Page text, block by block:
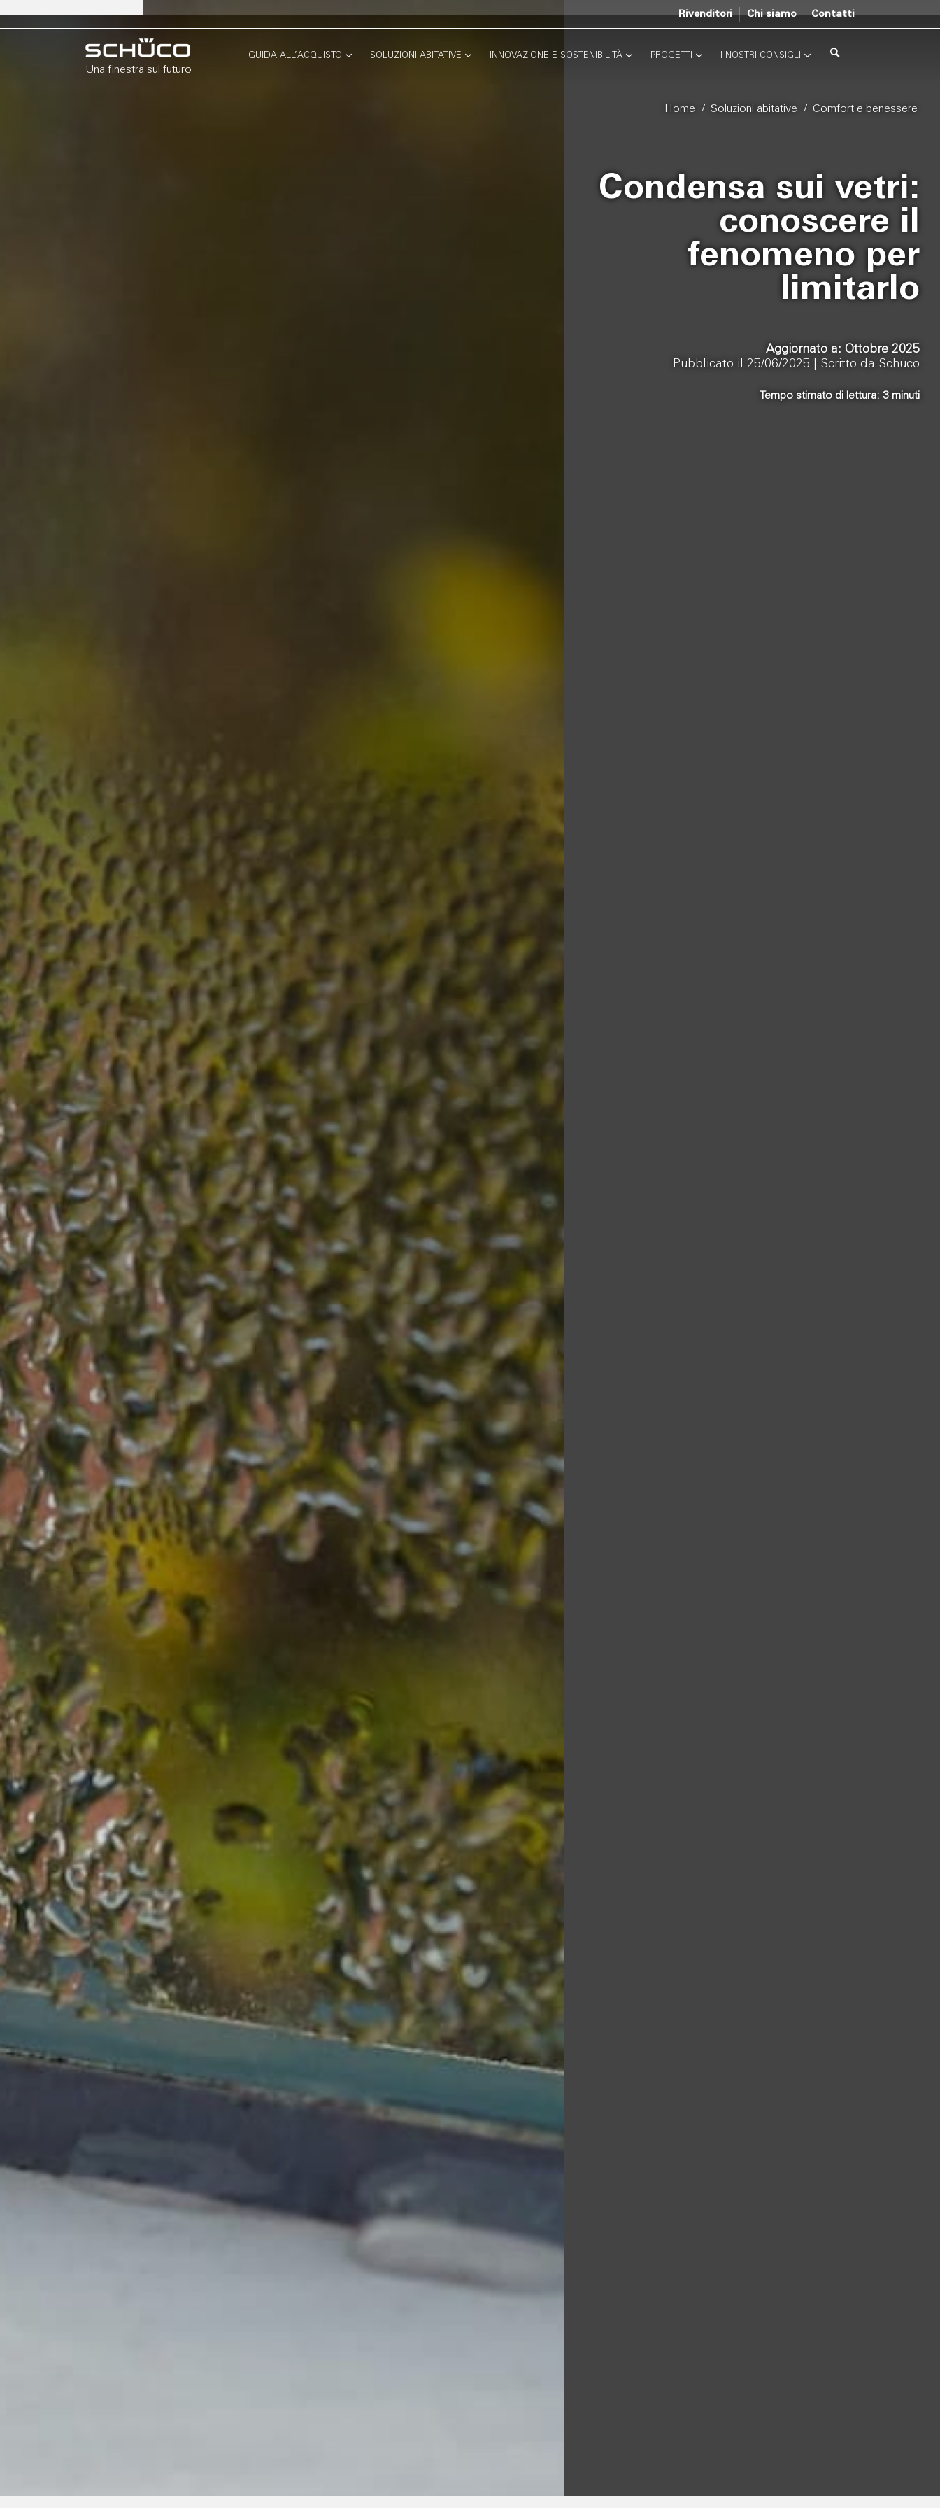
Rivenditori Chi siamo Contatti
GUIDA ALL’ACQUISTO SOLUZIONI ABITATIVE INNOVAZIONE E SOSTENIBILITÀ PROGETTI I NOSTRI CONSIGLI
Una finestra sul futuro
Home / Soluzioni abitative / Comfort e benessere
Condensa sui vetri:
conoscere il
fenomeno per
limitarlo
Aggiornato a: Ottobre 2025
Pubblicato il 25/06/2025 | Scritto da Schüco
Tempo stimato di lettura: 3 minuti